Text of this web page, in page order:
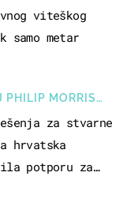
viteškog
metar
PHILIP MORRIS
za stvarne
hrvatska
potporu za